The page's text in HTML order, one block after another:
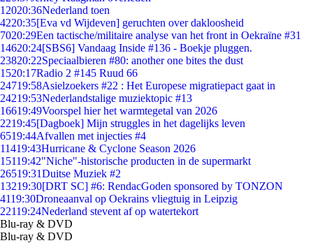
12020:36Nederland toen
4220:35[Eva vd Wijdeven] geruchten over dakloosheid
7020:29Een tactische/militaire analyse van het front in Oekraïne #31
14620:24[SBS6] Vandaag Inside #136 - Boekje pluggen.
23820:22Speciaalbieren #80: another one bites the dust
1520:17Radio 2 #145 Ruud 66
24719:58Asielzoekers #22 : Het Europese migratiepact gaat in
24219:53Nederlandstalige muziektopic #13
16619:49Voorspel hier het warmtegetal van 2026
2219:45[Dagboek] Mijn struggles in het dagelijks leven
6519:44Afvallen met injecties #4
11419:43Hurricane & Cyclone Season 2026
15119:42"Niche"-historische producten in de supermarkt
26519:31Duitse Muziek #2
13219:30[DRT SC] #6: RendacGoden sponsored by TONZON
4119:30Droneaanval op Oekrains vliegtuig in Leipzig
22119:24Nederland stevent af op watertekort
Blu-ray & DVD
Blu-ray & DVD